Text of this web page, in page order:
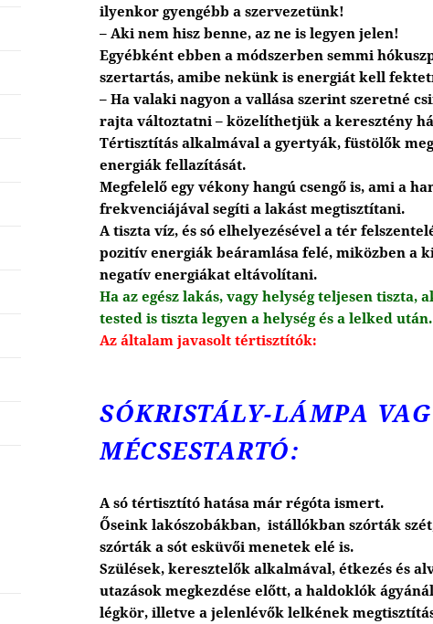
ilyenkor gyengébb a szervezetünk!
– Aki nem hisz benne, az ne is legyen jelen!
Egyébként ebben a módszerben semmi
szertartás, amibe nekünk is energiát kell
– Ha valaki nagyon a vallása szerint szeretné
rajta változtatni – közelíthetjük a keresztény
Tértisztítás alkalmával a gyertyák, füstölők
energiák fellazítását.
Megfelelő egy vékony hangú csengő is, ami a
frekvenciájával segíti a lakást megtisztítani.
A tiszta víz, és só elhelyezésével a tér
pozitív energiák beáramlása felé, miközben a
negatív energiákat eltávolítani.
Ha az egész lakás, vagy helység teljesen
tested is tiszta legyen a helység és a lelked után.
Az általam javasolt tértisztítók:
SÓKRISTÁLY-LÁMPA
MÉCSESTARTÓ:
A só tértisztító hatása már régóta ismert.
Őseink lakószobákban, istállókban szórták
szórták a sót esküvői menetek elé is.
Szülések, keresztelők alkalmával, étkezés és
utazások megkezdése előtt, a haldoklók
légkör, illetve a jelenlévők lelkének